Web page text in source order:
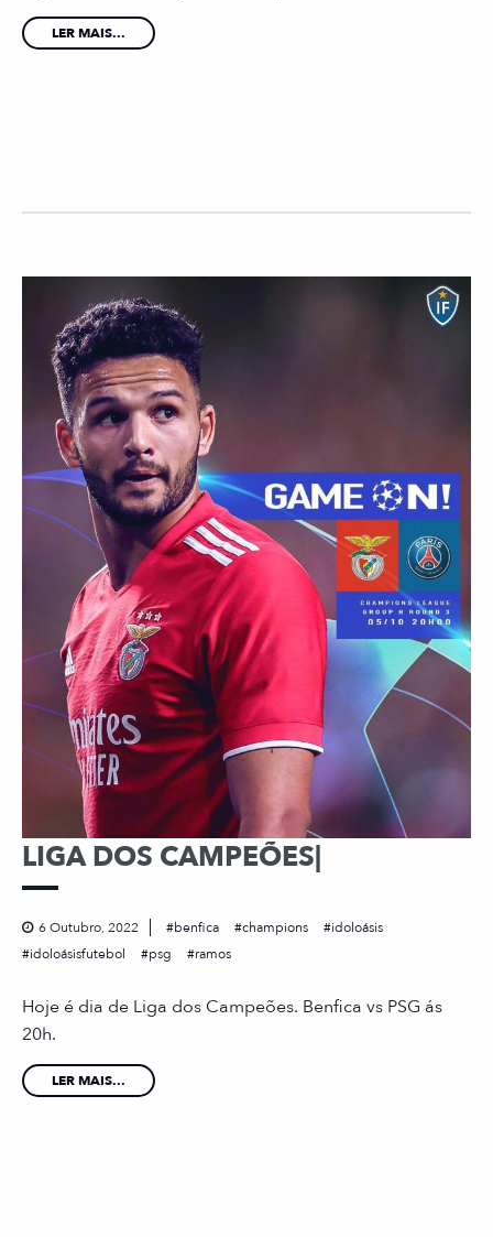
LER MAIS...
LIGA DOS CAMPEÕES|
6 Outubro, 2022 benfica champions
idoloásis
idoloásisfutebol
psg ramos
Hoje é dia de Liga dos Campeões. Benfica vs PSG ás
20h.
LER MAIS...